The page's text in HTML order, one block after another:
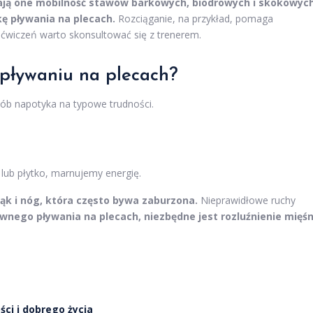
pływania na plecach. Rozciąganie, na przykład, pomaga
warto skonsultować się z trenerem.
na plecach?
napotyka na typowe trudności.
płytko, marnujemy energię.
i nóg, która często bywa zaburzona. Nieprawidłowe ruchy
pływania na plecach, niezbędne jest rozluźnienie
i dobrego życia